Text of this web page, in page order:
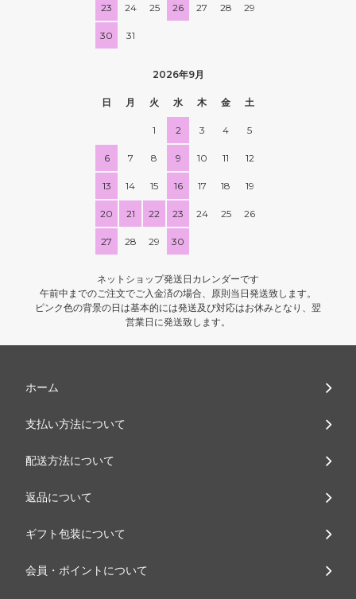
23 24 25 26 27 28 29
30 31
2026年9月
日 月 火 水 木 金 土
1 2 3 4 5
6 7 8 9 10 11 12
13 14 15 16 17 18 19
20 21 22 23 24 25 26
27 28 29 30
ネットショップ発送日カレンダーです
午前中までのご注文でご入金済の場合、原則当日発送致します。
ピンク色の背景の日は基本的には発送及び対応はお休みとなり、翌
営業日に発送致します。
ホーム
支払い方法について
配送方法について
返品について
ギフト包装について
会員・ポイントについて